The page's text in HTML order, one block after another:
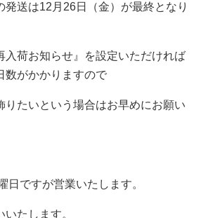
発送は12月26日（金）が最終となり
入荷お知らせ』を設定いただければ
数がかかりますので
りたいという場合はお早めにお願い
日ですが営業いたします。
たします。